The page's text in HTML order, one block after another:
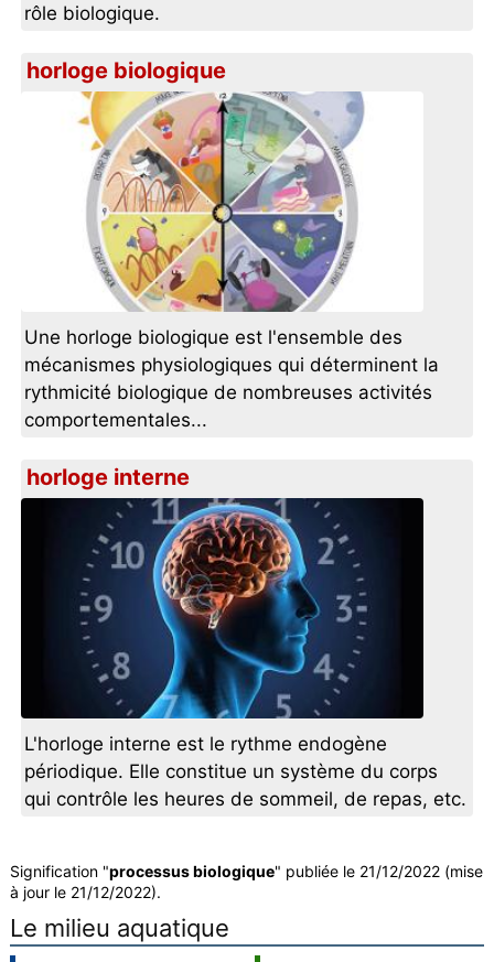
rôle biologique.
horloge biologique
Une horloge biologique est l'ensemble des
mécanismes physiologiques qui déterminent la
rythmicité biologique de nombreuses activités
comportementales...
horloge interne
L'horloge interne est le rythme endogène
périodique. Elle constitue un système du corps
qui contrôle les heures de sommeil, de repas, etc.
Signification "processus biologique" publiée le 21/12/2022 (mise
à jour le 21/12/2022).
Le milieu aquatique